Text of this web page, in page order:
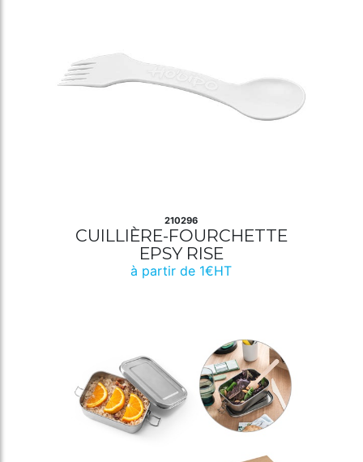
210296
CUILLIÈRE-FOURCHETTE
EPSY RISE
à partir de 1€HT